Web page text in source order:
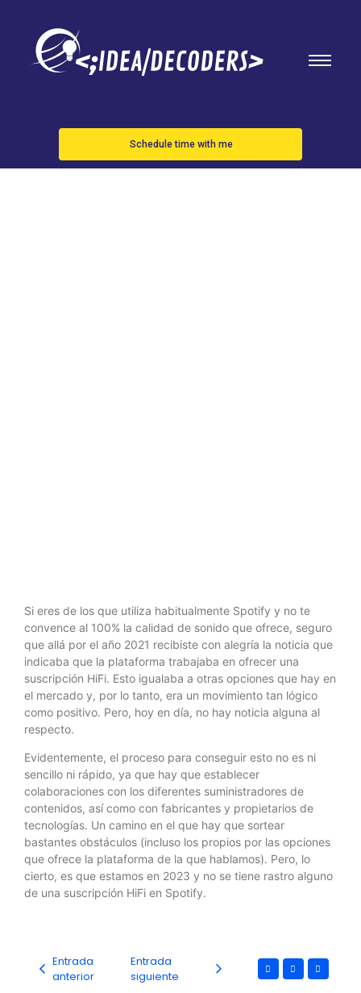
Schedule time with me
SPOTIFY
Si eres de los que utiliza habitualmente Spotify y no te
convence al 100% la calidad de sonido que ofrece, seguro
que allá por el año 2021 recibiste con alegría la noticia que
indicaba que la plataforma trabajaba en ofrecer una
suscripción HiFi. Esto igualaba a otras opciones que hay en
el mercado y, por lo tanto, era un movimiento tan lógico
como positivo. Pero, hoy en día, no hay noticia alguna al
respecto.
Evidentemente, el proceso para conseguir esto no es ni
sencillo ni rápido, ya que hay que establecer
colaboraciones con los diferentes suministradores de
contenidos, así como con fabricantes y propietarios de
tecnologías. Un camino en el que hay que sortear
bastantes obstáculos (incluso los propios por las opciones
que ofrece la plataforma de la que hablamos). Pero, lo
cierto, es que estamos en 2023 y no se tiene rastro alguno
de una suscripción HiFi en Spotify.
Entrada
anterior
Entrada
siguiente